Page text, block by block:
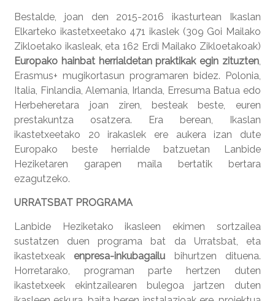
Bestalde, joan den 2015-2016 ikasturtean Ikaslan
Elkarteko ikastetxeetako 471 ikaslek (309 Goi Mailako
Zikloetako ikasleak, eta 162 Erdi Mailako Zikloetakoak)
Europako hainbat herrialdetan praktikak egin zituzten,
Erasmus+ mugikortasun programaren bidez. Polonia,
Italia, Finlandia, Alemania, Irlanda, Erresuma Batua edo
Herbeheretara joan ziren, besteak beste, euren
prestakuntza osatzera. Era berean, Ikaslan
ikastetxeetako 20 irakaslek ere aukera izan dute
Europako beste herrialde batzuetan Lanbide
Heziketaren garapen maila bertatik bertara
ezagutzeko.
URRATSBAT PROGRAMA
Lanbide Heziketako ikasleen ekimen sortzailea
sustatzen duen programa bat da Urratsbat, eta
ikastetxeak enpresa-inkubagailu bihurtzen dituena.
Horretarako, programan parte hertzen duten
ikastetxeek ekintzailearen bulegoa jartzen duten